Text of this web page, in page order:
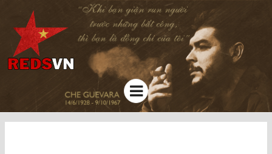
Kênh chia sẻ tri thức cộng đồng
Menu